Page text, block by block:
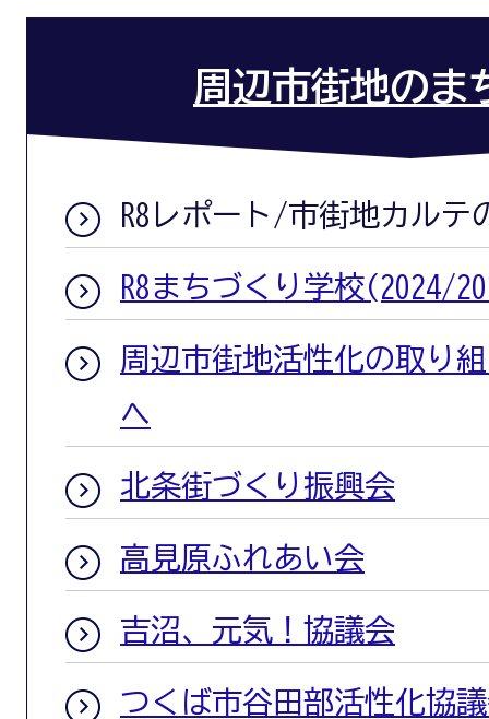
周辺市街地のま
R8レポート/市街地カルテ
R8まちづくり学校(2024/
周辺市街地活性化の取り
へ
北条街づくり振興会
高見原ふれあい会
吉沼、元気！協議会
つくば市谷田部活性化協